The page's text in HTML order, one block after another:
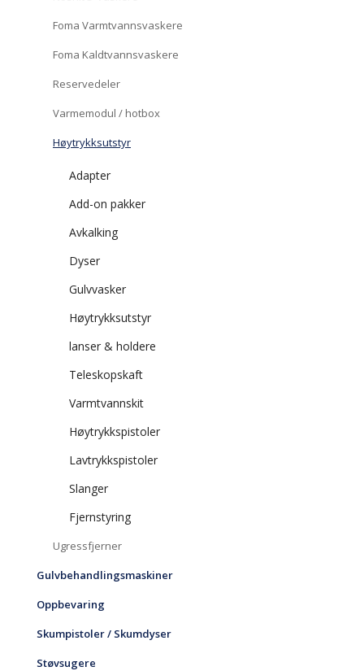
Foma Varmtvannsvaskere
Foma Kaldtvannsvaskere
Reservedeler
Varmemodul / hotbox
Høytrykksutstyr
Adapter
Add-on pakker
Avkalking
Dyser
Gulvvasker
Høytrykksutstyr
lanser & holdere
Teleskopskaft
Varmtvannskit
Høytrykkspistoler
Lavtrykkspistoler
Slanger
Fjernstyring
Ugressfjerner
Gulvbehandlingsmaskiner
Oppbevaring
Skumpistoler / Skumdyser
Støvsugere